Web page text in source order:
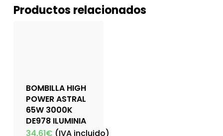
Productos relacionados
BOMBILLA HIGH
POWER ASTRAL
65W 3000K
DE978 ILUMINIA
34,61€ (IVA incluido)